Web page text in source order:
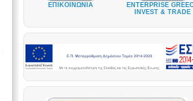
ΕΠΙΚΟΙΝΩΝΙΑ
ENTERPRISE
INVEST & TRADE